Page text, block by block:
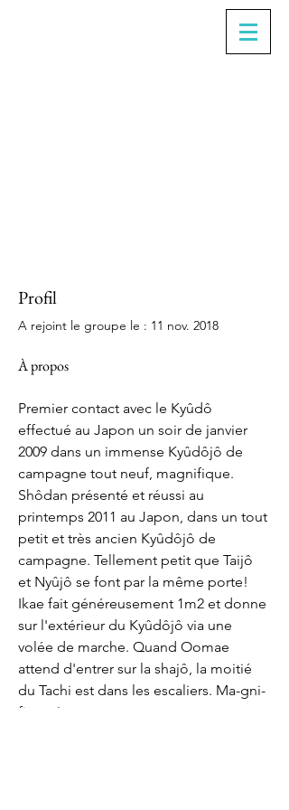
Profil
A rejoint le groupe le : 11 nov. 2018
À propos
Premier contact avec le Kyûdô
effectué au Japon un soir de janvier
2009 dans un immense Kyûdôjô de
campagne tout neuf, magnifique.
Shôdan présenté et réussi au
printemps 2011 au Japon, dans un tout
petit et très ancien Kyûdôjô de
campagne. Tellement petit que Taijô
et Nyûjô se font par la même porte!
Ikae fait généreusement 1m2 et donne
sur l'extérieur du Kyûdôjô via une
volée de marche. Quand Oomae
attend d'entrer sur la shajô, la moitié
du Tachi est dans les escaliers. Ma-gni-
fi-que!